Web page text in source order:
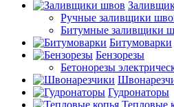
Ручные заливщики
Битумные заливщики
Битумоварки
Бензорезы
Бетонорезы
Гудронаторы
Тепловые